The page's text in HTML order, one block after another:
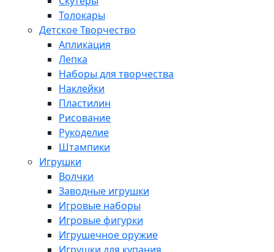
Толокары
Детское Творчество
Апликация
Лепка
Наборы для творчества
Наклейки
Пластилин
Рисование
Рукоделие
Штампики
Игрушки
Волчки
Заводные игрушки
Игровые наборы
Игровые фигурки
Игрушечное оружие